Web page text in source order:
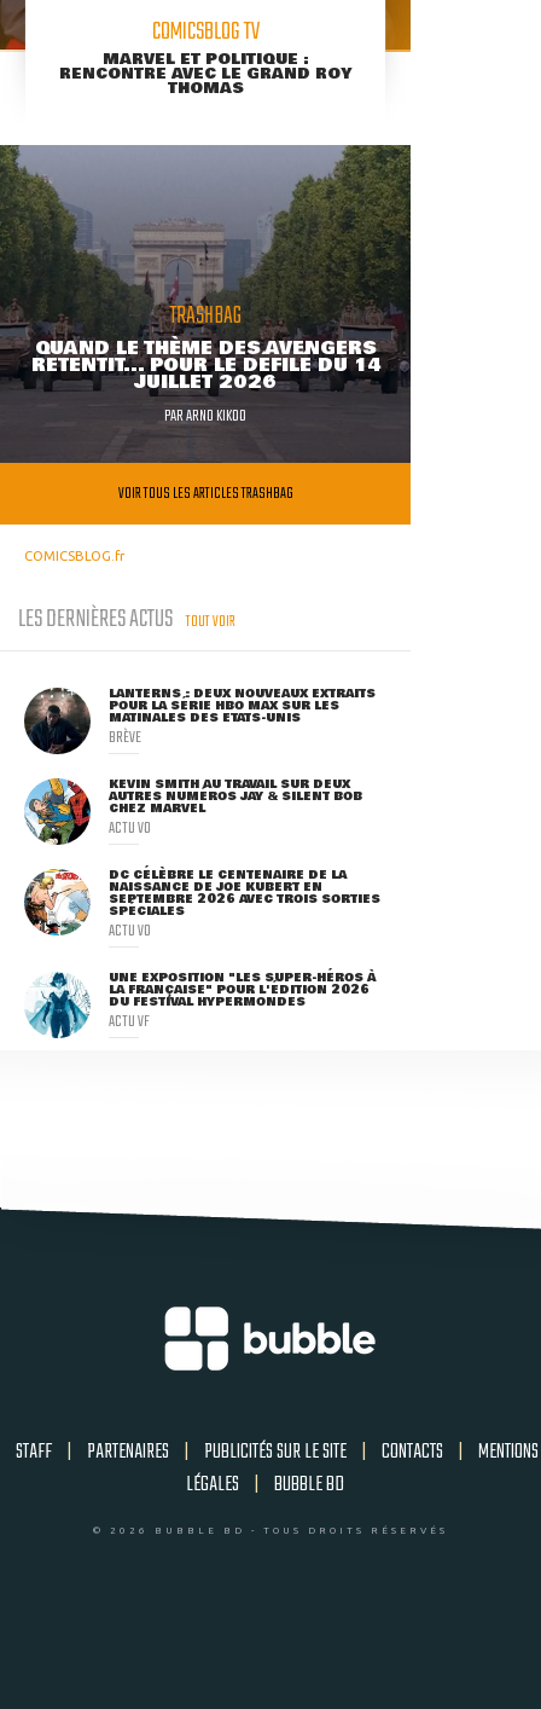
COMICSBLOG TV
MARVEL ET POLITIQUE :
RENCONTRE AVEC LE GRAND ROY
THOMAS
TRASHBAG
QUAND LE THÈME DES AVENGERS
RETENTIT... POUR LE DÉFILÉ DU 14
JUILLET 2026
PARARNO KIKOO
VOIR TOUS LES ARTICLES TRASHBAG
COMICSBLOG.fr
LES DERNIÈRES ACTUS TOUT VOIR
LANTERNS : DEUX NOUVEAUX EXTRAITS
POUR LA SÉRIE HBO MAX SUR LES
MATINALES DES ETATS-UNIS
BRÈVE
KEVIN SMITH AU TRAVAIL SUR DEUX
AUTRES NUMÉROS JAY & SILENT BOB
CHEZ MARVEL
ACTU VO
DC CÉLÈBRE LE CENTENAIRE DE LA
NAISSANCE DE JOE KUBERT EN
SEPTEMBRE 2026 AVEC TROIS SORTIES
SPÉCIALES
ACTU VO
UNE EXPOSITION "LES SUPER-HÉROS À
LA FRANÇAISE" POUR L'ÉDITION 2026
DU FESTIVAL HYPERMONDES
ACTU VF
STAFF | PARTENAIRES | PUBLICITÉS SUR LE SITE | CONTACTS | MENTIONS
LÉGALES | BUBBLE BD
© 2026 BUBBLE BD - TOUS DROITS RÉSERVÉS